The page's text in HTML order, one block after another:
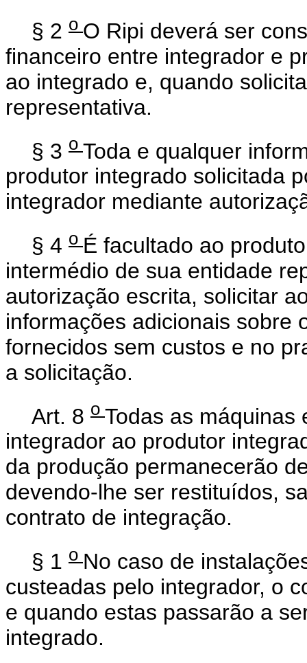
§ 2 o O Ripi deverá ser
financeiro entre integrador e
ao integrado e, quando
representativa.
§ 3 o Toda e qualquer
produtor integrado solicitada
integrador mediante
§ 4 o É facultado ao
intermédio de sua entidade
autorização escrita, solicitar
informações adicionais sobre
fornecidos sem custos e no
a solicitação.
Art. 8 o Todas as máquinas
integrador ao produtor
da produção permanecerão
devendo-lhe ser restituídos,
contrato de integração.
§ 1 o No caso de
custeadas pelo integrador, o
e quando estas passarão a
integrado.